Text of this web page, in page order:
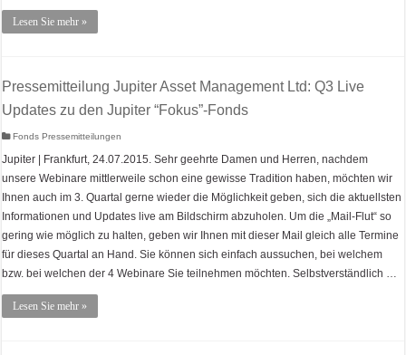
Lesen Sie mehr »
Pressemitteilung Jupiter Asset Management Ltd: Q3 Live
Updates zu den Jupiter “Fokus”-Fonds
Fonds Pressemitteilungen
Jupiter | Frankfurt, 24.07.2015. Sehr geehrte Damen und Herren, nachdem
unsere Webinare mittlerweile schon eine gewisse Tradition haben, möchten wir
Ihnen auch im 3. Quartal gerne wieder die Möglichkeit geben, sich die aktuellsten
Informationen und Updates live am Bildschirm abzuholen. Um die „Mail-Flut“ so
gering wie möglich zu halten, geben wir Ihnen mit dieser Mail gleich alle Termine
für dieses Quartal an Hand. Sie können sich einfach aussuchen, bei welchem
bzw. bei welchen der 4 Webinare Sie teilnehmen möchten. Selbstverständlich …
Lesen Sie mehr »